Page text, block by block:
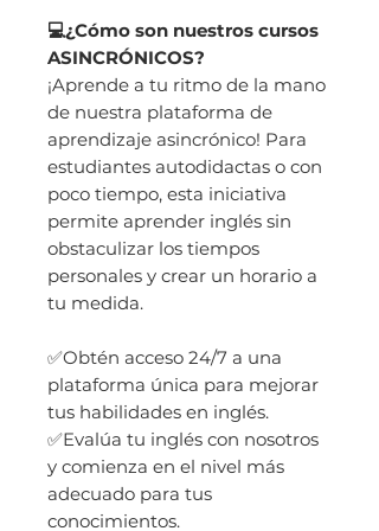
💻¿Cómo son nuestros cursos
ASINCRÓNICOS?
¡Aprende a tu ritmo de la mano
de nuestra plataforma de
aprendizaje asincrónico! Para
estudiantes autodidactas o con
poco tiempo, esta iniciativa
permite aprender inglés sin
obstaculizar los tiempos
personales y crear un horario a
tu medida.
✅Obtén acceso 24/7 a una
plataforma única para mejorar
tus habilidades en inglés.
✅Evalúa tu inglés con nosotros
y comienza en el nivel más
adecuado para tus
conocimientos.